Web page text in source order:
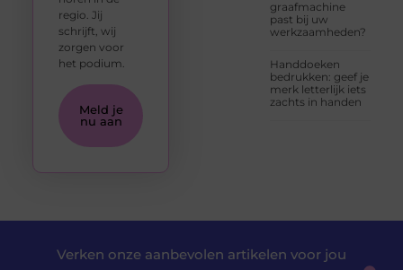
graafmachine
past bij uw
werkzaamheden?
Handdoeken
bedrukken: geef je
merk letterlijk iets
zachts in handen
regio. Jij
schrijft, wij
zorgen voor
het podium.
Meld je
nu aan
Verken onze aanbevolen artikelen voor jou